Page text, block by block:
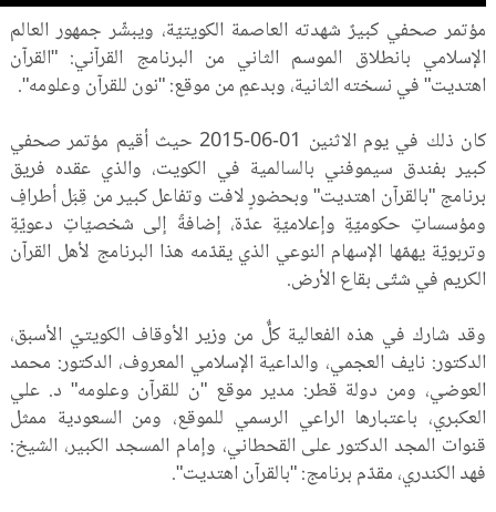
مؤتمر صحفي كبيرٌ شهدته العاصمة الكويتيّة، ويبشّر جمهور العالم
الإسلامي بانطلاق الموسم الثاني من البرنامج القرآني: "القرآن
اهتديت" في نسخته الثانية، وبدعمٍ من موقع: "نون للقرآن وعلومه".
كان ذلك في يوم الاثنين 01-06-2015 حيث أقيم مؤتمر صحفي
كبير بفندق سيموفني بالسالمية في الكويت، والذي عقده فريق
برنامج "بالقرآن اهتديت" وبحضورٍ لافت وتفاعل كبير من قِبَل أطرافٍ
ومؤسساتٍ حكوميّةٍ وإعلاميّةٍ عدّة، إضافةً إلى شخصيّاتٍ دعويّةٍ
وتربويّة يهمّها الإسهام النوعي الذي يقدّمه هذا البرنامج لأهل القرآن
الكريم في شتّى بقاع الأرض.
وقد شارك في هذه الفعالية كلٌّ من وزير الأوقاف الكويتيّ الأسبق،
الدكتور: نايف العجمي، والداعية الإسلامي المعروف، الدكتور: محمد
العوضي، ومن دولة قطر: مدير موقع "ن للقرآن وعلومه" د. علي
العكبري، باعتبارها الراعي الرسمي للموقع، ومن السعودية ممثل
قنوات المجد الدكتور على القحطاني، وإمام المسجد الكبير، الشيخ:
فهد الكندري، مقدّم برنامج: "بالقرآن اهتديت".